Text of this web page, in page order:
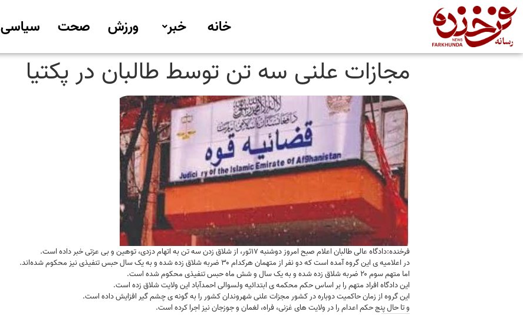
خانه خبر ورزش صحت سیاسی
مجازات علنی سه تن توسط طالبان در پکتیا
فرخنده:دادگاه عالی طالبان اعلام صبح امروز دوشنبه ۱۷ثور، از شلاق زدن سه تن به اتهام دزدی، توهین و بی عزتی خبر داده است.
در اعلامیه ی این گروه آمده است که دو نفر از متهمان هرکدام ۳۰ ضربه شلاق‌ زده شده و به یک سال حبس تنفیذی نیز محکوم شده‌اند.
اما متهم سوم ۲۰ ضربه شلاق زده شده و به یک سال و شش ماه حبس تنفیذی محکوم شده است.
این دادگاه افراد متهم را بر اساس حکم محکمه ی ابتدائیه ولسوالی احمدآباد این ولایت شلاق زده است.
این گروه از زمان حاکمیت دوباره در کشور مجزات علنی شهروندان کشور را به گونه ی چشم گیر افزایش داده است.
و تا حال پنج حکم اعدام را در ولایت های غزنی، فراه، لغمان و جوزجان نیز اجرا کرده است.